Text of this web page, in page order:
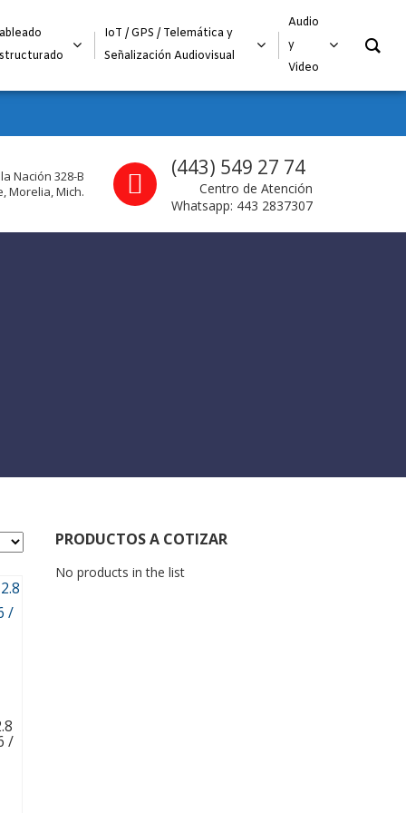
IoT / GPS / Telemática y
Señalización Audiovisual
Audio
y
Video
Call us
(443) 549 27 74
Centro de Atención
Whatsapp: 443 2837307
Nación 328-B
Morelia, Mich.
/
PRODUCTOS A COTIZAR
No products in the list